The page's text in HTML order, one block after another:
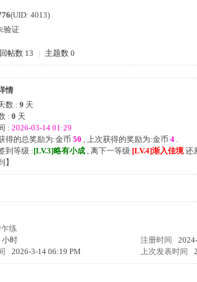
(UID: 4013)
验证
回帖数 13 | 主题数 0
情
数 : 9 天
: 0 天
: 2026-03-14 01:29
得的总奖励为:金币 50 , 上次获得的奖励为:金币 4 .
到等级 :[LV.3]略有小成 , 离下一等级 [LV.4]渐入佳境 还
】
练
小时 注册时间
2026-3-14 06:19 PM 上次发表时间